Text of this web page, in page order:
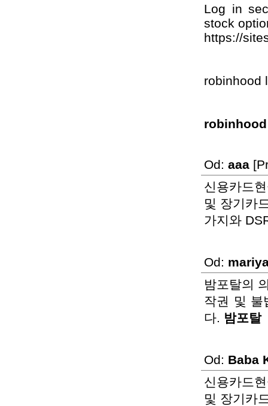
Log in
stock
https://
robinhood
Od: aaa
신용카드
및 장기카
가지와
Od:
밤포탈의
작권 및 불
다. 밤포탈
Od: Baba
신용카드
및 장기카